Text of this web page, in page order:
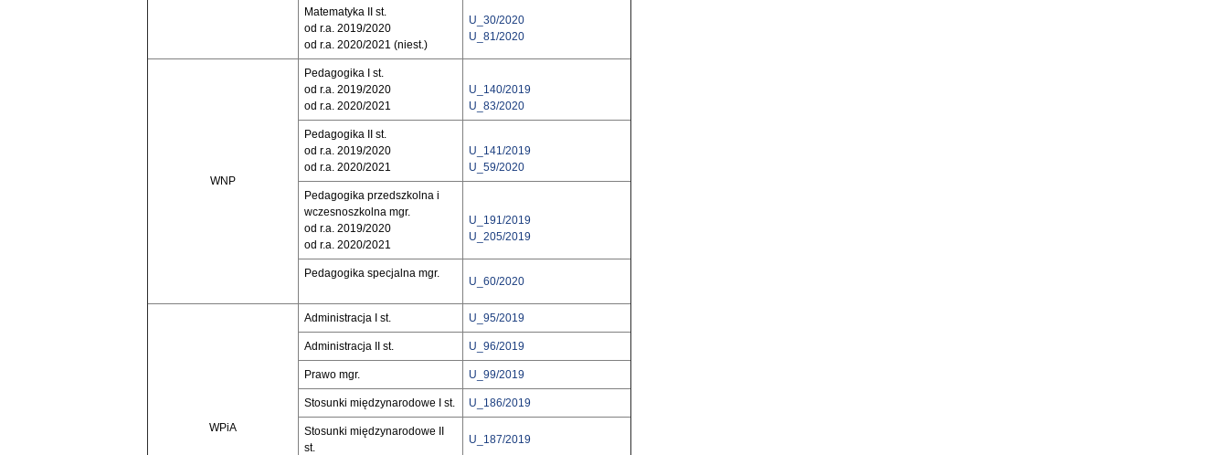
Matematyka II st.
od r.a. 2019/2020
od r.a. 2020/2021 (niest.)
U_30/2020
U_81/2020
WNP
Pedagogika I st.
od r.a. 2019/2020
od r.a. 2020/2021
U_140/2019
U_83/2020
Pedagogika II st.
od r.a. 2019/2020
od r.a. 2020/2021
U_141/2019
U_59/2020
Pedagogika przedszkolna i
wczesnoszkolna mgr.
od r.a. 2019/2020
od r.a. 2020/2021
U_191/2019
U_205/2019
Pedagogika specjalna mgr.
U_60/2020
WPiA
Administracja I st. U_95/2019
Administracja II st. U_96/2019
Prawo mgr. U_99/2019
Stosunki międzynarodowe I st. U_186/2019
Stosunki międzynarodowe II
st.
U_187/2019